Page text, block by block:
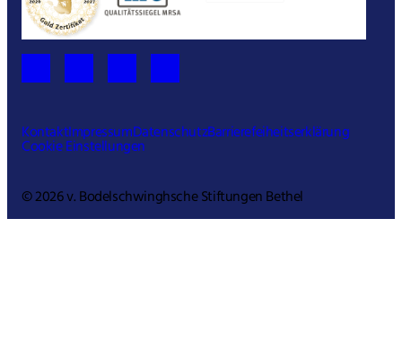
KontaktImpressumDatenschutzBarrierefeiheitserklärung
Cookie Einstellungen
© 2026 v. Bodelschwinghsche Stiftungen Bethel